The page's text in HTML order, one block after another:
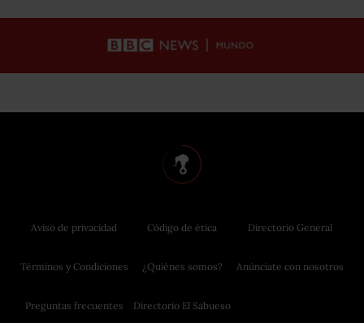
Aviso de privacidad
Términos y Condiciones
Preguntas frecuentes
Código de ética
¿Quiénes somos?
Directorio El Sabueso
Directorio General
Anúnciate con nosotros